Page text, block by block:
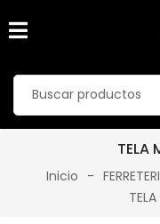
TELA
Inicio